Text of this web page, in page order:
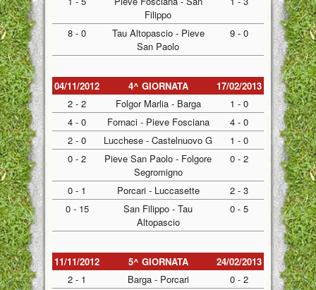
Filippo
8 - 0
Tau Altopascio - Pieve
San Paolo
9 - 0
04/11/2012 4^ GIORNATA
17/02/2013
2 - 2
Folgor Marlia - Barga
1 - 0
4 - 0
Fornaci - Pieve Fosciana
4 - 0
2 - 0
Lucchese - Castelnuovo G
1 - 0
0 - 2
Pieve San Paolo - Folgore
Segromigno
0 - 2
0 - 1 Porcari - Luccasette
2 - 3
0 - 15
San Filippo - Tau
Altopascio
0 - 5
11/11/2012 5^ GIORNATA
24/02/2013
2 - 1
Barga - Porcari
0 - 2